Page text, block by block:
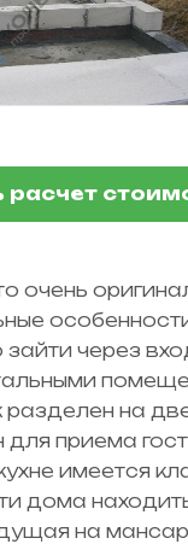
расчет
очень
через
на
для приема
имеется
дома
на